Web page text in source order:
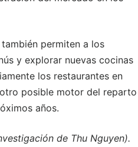
permiten a los
y explorar nuevas cocinas
los restaurantes en
posible motor del reparto
años.
de Thu Nguyen).